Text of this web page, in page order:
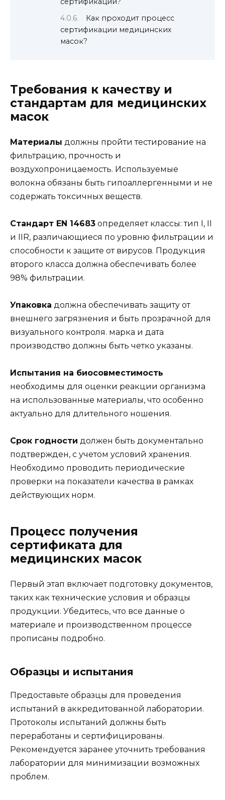
Как проходит процесс
сертификации медицинских
масок?
Требования к качеству и
стандартам для медицинских
масок
Материалы должны пройти тестирование на
фильтрацию, прочность и
воздухопроницаемость. Используемые
волокна обязаны быть гипоаллергенными и не
содержать токсичных веществ.
Стандарт EN 14683 определяет классы: тип I, II
и IIR, различающиеся по уровню фильтрации и
способности к защите от вирусов. Продукция
второго класса должна обеспечивать более
98% фильтрации.
Упаковка должна обеспечивать защиту от
внешнего загрязнения и быть прозрачной для
визуального контроля. марка и дата
производство должны быть четко указаны.
Испытания на биосовместимость
необходимы для оценки реакции организма
на использованные материалы, что особенно
актуально для длительного ношения.
Срок годности должен быть документально
подтвержден, с учетом условий хранения.
Необходимо проводить периодические
проверки на показатели качества в рамках
действующих норм.
Процесс получения
сертификата для
медицинских масок
Первый этап включает подготовку документов,
таких как технические условия и образцы
продукции. Убедитесь, что все данные о
материале и производственном процессе
прописаны подробно.
Образцы и испытания
Предоставьте образцы для проведения
испытаний в аккредитованной лаборатории.
Протоколы испытаний должны быть
переработаны и сертифицированы.
Рекомендуется заранее уточнить требования
лаборатории для минимизации возможных
проблем.